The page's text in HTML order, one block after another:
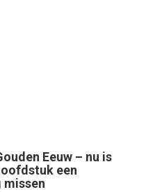
Eeuw – nu is
een
missen